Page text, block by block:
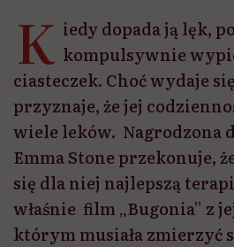
K iedy dopada ją lęk,
kompulsywnie
ciasteczek. Choć wydaje
przyznaje, że jej
wiele leków. Nagrodzona
Emma Stone przekonuje,
się dla niej najlepszą
właśnie film „Bugonia” z
którym musiała zmierzyć